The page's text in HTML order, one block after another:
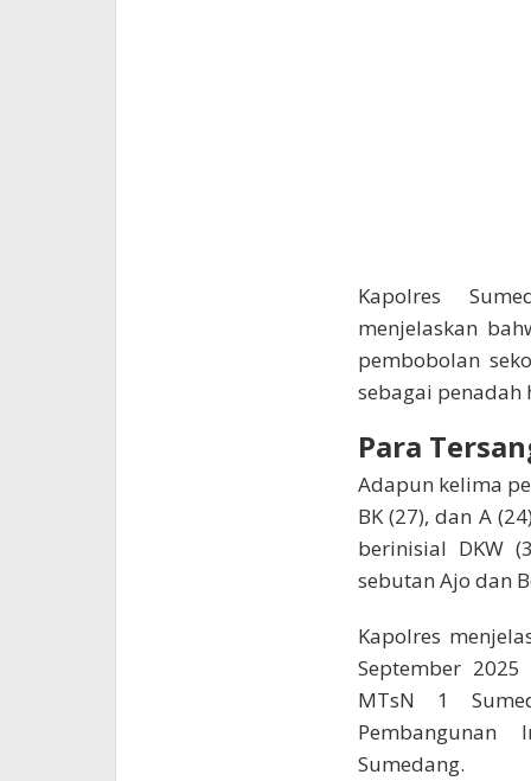
Kapolres
menjelaskan
pembobolan
sebagai penadah
Para
Adapun kelima
BK (27), dan A
berinisial DKW
sebutan Ajo dan
Kapolres
September
MTsN 1
Pembangunan
Sumedang.